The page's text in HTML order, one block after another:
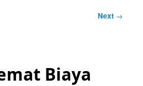
Next →
Biaya